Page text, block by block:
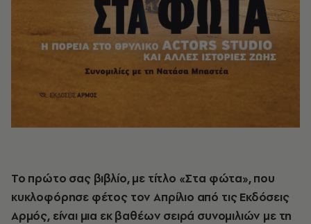
Το πρώτο σας βιβλίο, με τίτλο «Στα φώτα», που
κυκλοφόρησε φέτος τον Απρίλιο από τις Εκδόσεις
Αρμός, είναι μια εκ βαθέων σειρά συνομιλιών με τη